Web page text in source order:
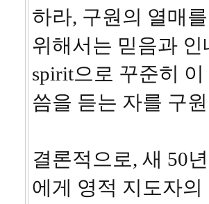
하라, 구원의 열매
위해서는 믿음과
spirit으로 꾸준히
씀을 듣는 자를 구
결론적으로, 새 50
에게 영적 지도자